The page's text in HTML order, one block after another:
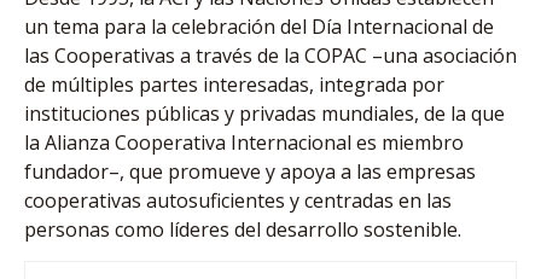
un tema para la celebración del Día Internacional de
las Cooperativas a través de la COPAC –una asociación
de múltiples partes interesadas, integrada por
instituciones públicas y privadas mundiales, de la que
la Alianza Cooperativa Internacional es miembro
fundador–, que promueve y apoya a las empresas
cooperativas autosuficientes y centradas en las
personas como líderes del desarrollo sostenible.